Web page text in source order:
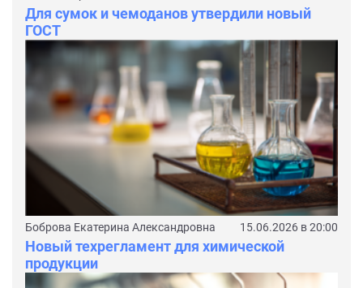
Для сумок и чемоданов утвердили новый
ГОСТ
Боброва Екатерина Александровна 15.06.2026 в 20:00
Новый техрегламент для химической
продукции